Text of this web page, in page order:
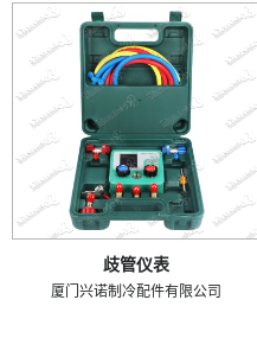
歧管仪表
厦门兴诺制冷配件有限公司